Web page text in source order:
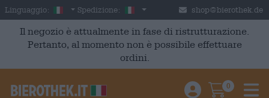
Skip to main content
Linguaggio: Italian
Spedizione: Italia shop@bierothek.de
Il negozio è attualmente in fase di ristrutturazione.
Pertanto, al momento non è possibile effettuare
ordini.
Einloggen /
0